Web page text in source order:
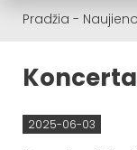
Pradžia -
2025-06-03